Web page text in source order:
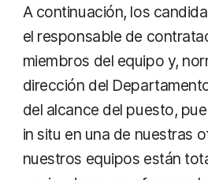
A continuación, los
el responsable de
miembros del equipo y,
dirección del
del alcance del puesto,
in situ en una de nuestras
nuestros equipos están